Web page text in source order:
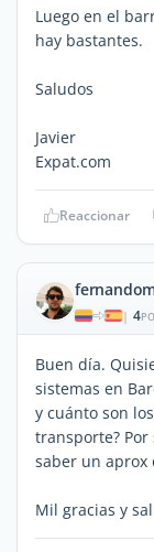
Luego en el
hay bastantes.
Saludos
Javier
Expat.com
Reaccionar
| 4
Buen día.
sistemas en
y cuánto son
transporte?
saber un aprox
Mil gracias y